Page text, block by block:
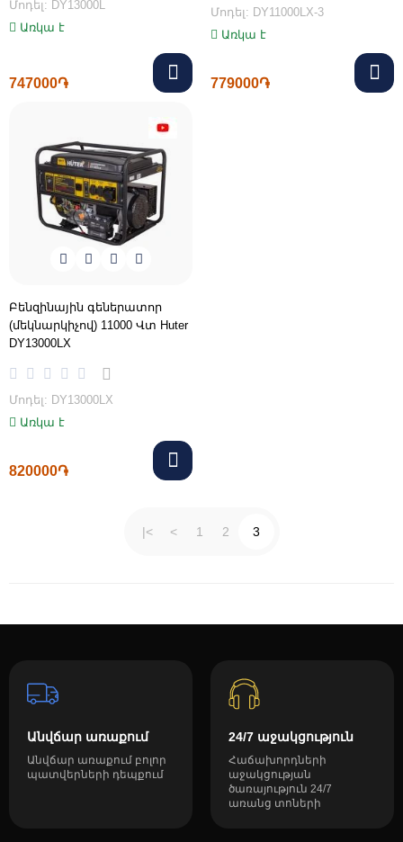
Մոդել: DY13000L
Առկա է
747000֏
Մոդել: DY11000LX-3
Առկա է
779000֏
Բենզինային գեներատոր
(մեկնարկիչով) 11000 Վտ Huter
DY13000LX
Մոդել: DY13000LX
Առկա է
820000֏
|< < 1 2 3
Անվճար առաքում
Անվճար առաքում բոլոր
պատվերների դեպքում
24/7 աջակցություն
Հաճախորդների
աջակցության
ծառայություն 24/7
առանց տոների